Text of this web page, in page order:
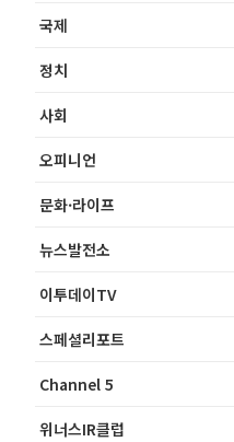
국제
정치
사회
오피니언
문화·라이프
뉴스발전소
이투데이TV
스페셜리포트
Channel 5
위너스IR클럽